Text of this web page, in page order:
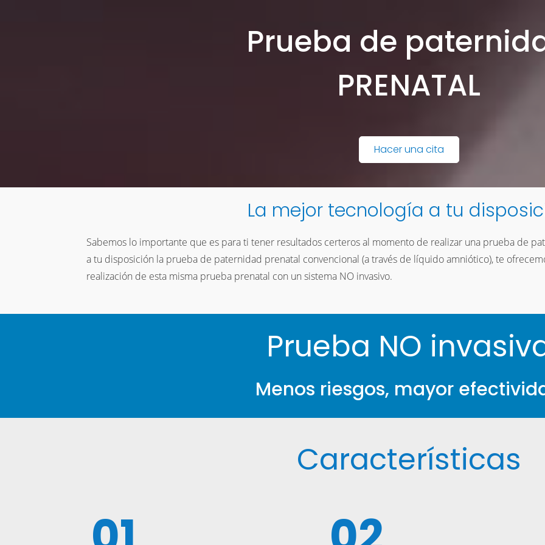
Prueba de
PRENATAL
Hacer una cita
La mejor tecnología a tu
Sabemos lo importante que es para ti tener resultados certeros al momento de realizar una prueba de
a tu disposición la prueba de paternidad prenatal convencional (a través de líquido amniótico), te
realización de esta misma prueba prenatal con un sistema NO invasivo.
Prueba NO
Menos riesgos, mayor
Características